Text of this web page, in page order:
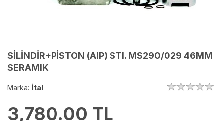
SİLİNDİR+PİSTON (AIP) STI. MS290/029 46MM
SERAMIK
Marka: İtal
3,780.00 TL